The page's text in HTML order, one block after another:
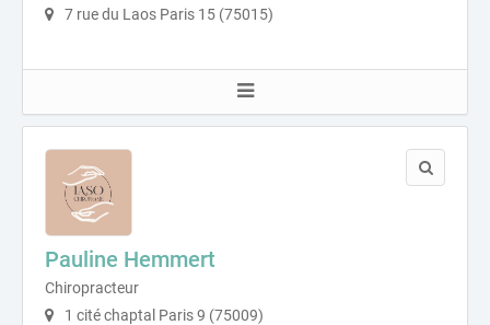
7 rue du Laos Paris 15 (75015)
Pauline Hemmert
Chiropracteur
1 cité chaptal Paris 9 (75009)